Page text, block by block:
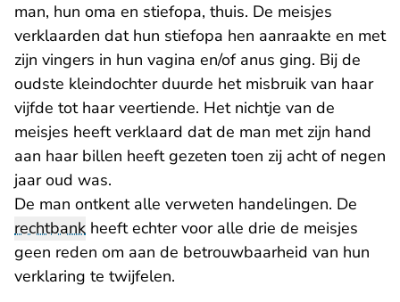
man, hun oma en stiefopa, thuis. De meisjes
verklaarden dat hun stiefopa hen aanraakte en met
zijn vingers in hun vagina en/of anus ging. Bij de
oudste kleindochter duurde het misbruik van haar
vijfde tot haar veertiende. Het nichtje van de
meisjes heeft verklaard dat de man met zijn hand
aan haar billen heeft gezeten toen zij acht of negen
jaar oud was.
De man ontkent alle verweten handelingen. De
rechtbank heeft echter voor alle drie de meisjes
geen reden om aan de betrouwbaarheid van hun
verklaring te twijfelen.